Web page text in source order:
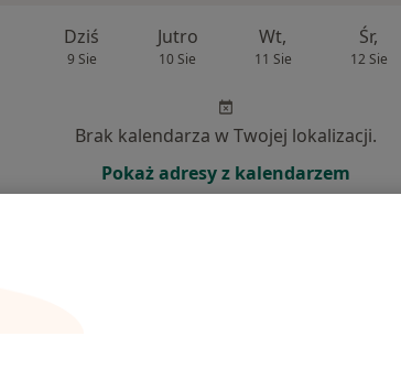
Dziś
9 Sie
Jutro
10 Sie
Wt,
11 Sie
Śr,
12 Sie
Brak kalendarza w Twojej lokalizacji.
Pokaż adresy z kalendarzem